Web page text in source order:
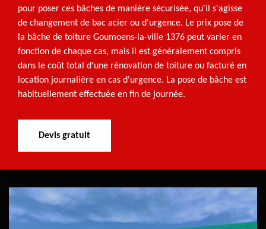
pour poser ces bâches de manière sécurisée, qu'il s'agisse
de changement de bac acier ou d'urgence. Le prix pose de
la bâche de toiture Goumoens-la-ville 1376 peut varier en
fonction de chaque cas, mais il est généralement compris
dans le coût total d'une rénovation de toiture ou facturé en
location journalière en cas d'urgence. La pose de bâche est
habituellement effectuée en fin de journée.
Devis gratuit